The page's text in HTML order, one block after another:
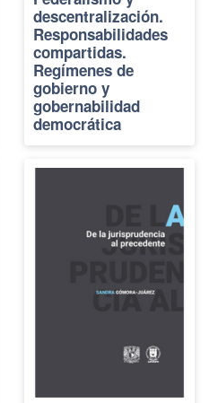
descentralización.
Responsabilidades
compartidas.
Regímenes de
gobierno y
gobernabilidad
democrática